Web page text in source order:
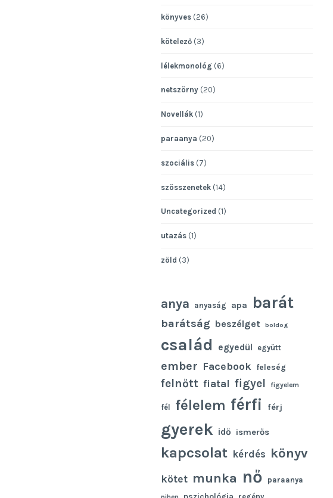
könyves (26)
kötelező (3)
lélekmonológ (6)
netszörny (20)
Novellák (1)
paraanya (20)
szociális (7)
szösszenetek (14)
Uncategorized (1)
utazás (1)
zöld (3)
anya anyaság apa barát
barátság beszélget boldog
család egyedül együtt
ember Facebook feleség
felnőtt fiatal figyel figyelem
fél félelem férfi férj
gyerek idő ismerős
kapcsolat kérdés könyv
kötet munka nő paraanya
pszichológia regény